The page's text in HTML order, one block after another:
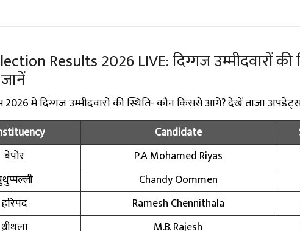
Results 2026 LIVE: दिग्गज उम्मीदवारों की
2026 में दिग्गज उम्मीदवारों की स्थिति- कौन किससे आगे? देखें ताजा
Candidate
बेपोर P.A Mohamed Riyas
Chandy Oommen
हरिपद Ramesh Chennithala
थ्रीथला M.B. Rajesh